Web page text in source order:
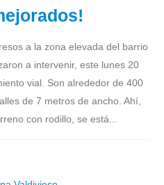
a la zona elevada del barrio
a intervenir, este lunes 20
vial. Son alrededor de 400
de 7 metros de ancho. Ahí,
con rodillo, se está...